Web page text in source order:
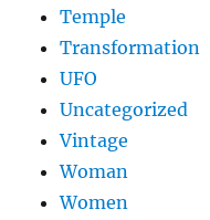
Temple
Transformation
UFO
Uncategorized
Vintage
Woman
Women